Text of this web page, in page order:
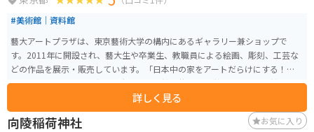
#美術館｜資料館
藝大アートプラザは、東京藝術大学の構内にあるギャラリー兼ショップで
す。2011年に開設され、藝大生や卒業生、教職員による絵画、彫刻、工芸な
どの作品を展示・販売しています。「日本中の家をアートだらけにする！」
ことを目標に掲げ、東京藝術大学と小学館が共同で運営しています。館内には
カフェも併設されており、アート鑑賞の合間にゆったりとした時間を過ごす
ことができます。入場は無料で、誰でも気軽に訪れることができます。
詳しく見る
向陵稲荷神社 お気に入り